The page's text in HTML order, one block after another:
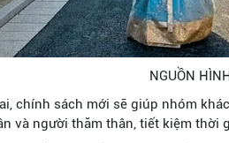
NGUỒN
chính sách mới sẽ giúp nhóm
và người thăm thân, tiết kiệm thời